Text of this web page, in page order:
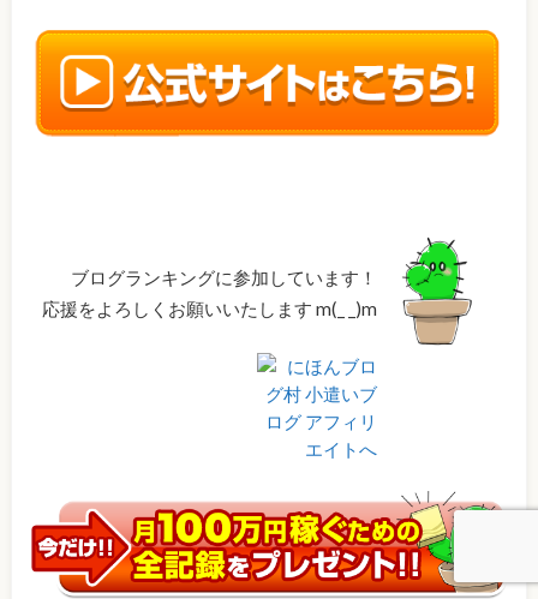
ブログランキングに参加しています！
応援をよろしくお願いいたします m(_ _)m